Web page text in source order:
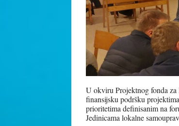
U okviru Projektnog fonda za
finansijsku podršku
prioritetima definisanim na
Jedinicama lokalne